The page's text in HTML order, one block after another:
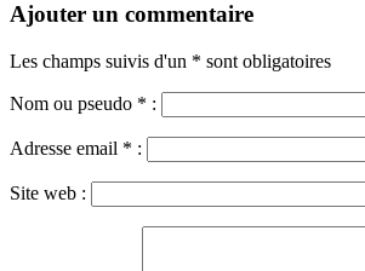
Ajouter un commentaire
Les champs suivis d'un * sont obligatoires
Nom ou pseudo * :
Adresse email * :
Site web :